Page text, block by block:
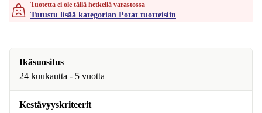
Tuotetta ei ole tällä hetkellä varastossa
Tutustu lisää kategorian Potat tuotteisiin
Ikäsuositus
24 kuukautta - 5 vuotta
Kestävyyskriteerit